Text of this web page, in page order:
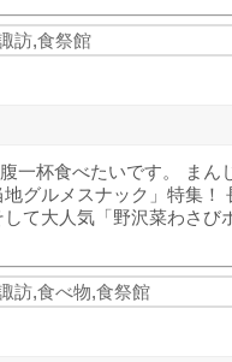
訪,食祭館
一杯食べたいです。 まん
グルメスナック」特集！
て大人気「野沢菜わさび
訪,食べ物,食祭館